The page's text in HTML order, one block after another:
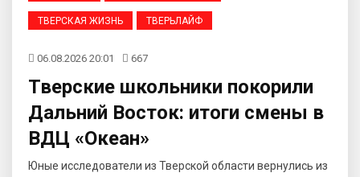
ТВЕРСКАЯ ЖИЗНЬ ТВЕРЬЛАЙФ
06.08.2026 20:01 667
Тверские школьники покорили
Дальний Восток: итоги смены в
ВДЦ «Океан»
Юные исследователи из Тверской области вернулись из